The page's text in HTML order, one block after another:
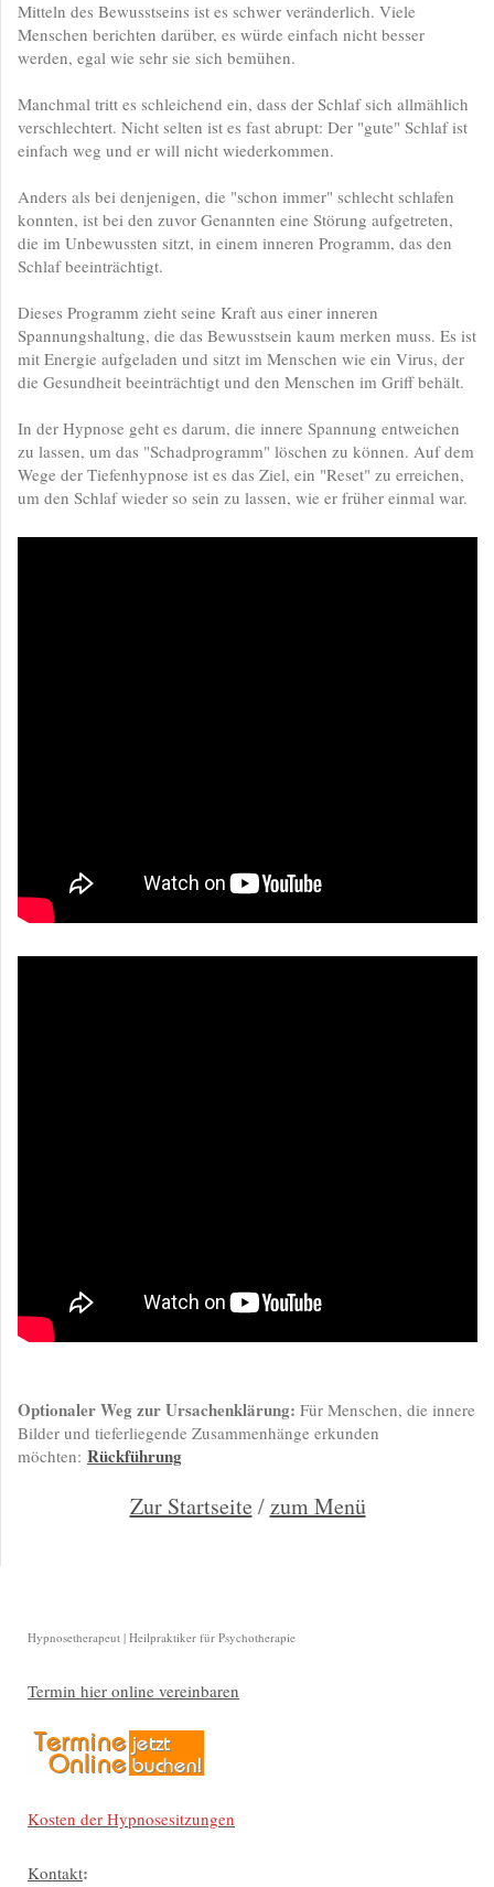
Mitteln des Bewusstseins ist es schwer veränderlich. Viele
Menschen berichten darüber, es würde einfach nicht besser
werden, egal wie sehr sie sich bemühen.
Manchmal tritt es schleichend ein, dass der Schlaf sich allmählich
verschlechtert. Nicht selten ist es fast abrupt: Der "gute" Schlaf ist
einfach weg und er will nicht wiederkommen.
Anders als bei denjenigen, die "schon immer" schlecht schlafen
konnten, ist bei den zuvor Genannten eine Störung aufgetreten,
die im Unbewussten sitzt, in einem inneren Programm, das den
Schlaf beeinträchtigt.
Dieses Programm zieht seine Kraft aus einer inneren
Spannungshaltung, die das Bewusstsein kaum merken muss. Es ist
mit Energie aufgeladen und sitzt im Menschen wie ein Virus, der
die Gesundheit beeinträchtigt und den Menschen im Griff behält.
In der Hypnose geht es darum, die innere Spannung entweichen
zu lassen, um das "Schadprogramm" löschen zu können. Auf dem
Wege der Tiefenhypnose ist es das Ziel, ein "Reset" zu erreichen,
um den Schlaf wieder so sein zu lassen, wie er früher einmal war.
Optionaler Weg zur Ursachenklärung: Für Menschen, die innere
Bilder und tieferliegende Zusammenhänge erkunden
möchten: Rückführung
Zur Startseite /zum Menü
Hypnosetherapeut | Heilpraktiker für Psychotherapie
Termin hier online vereinbaren
Kosten der Hypnosesitzungen
Kontakt: